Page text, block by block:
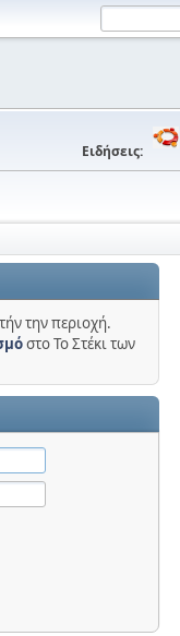
Ειδήσεις:
την περιοχή.
στο Το Στέκι των